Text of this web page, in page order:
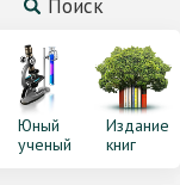
Поиск
Юный
ученый
Издание
книг